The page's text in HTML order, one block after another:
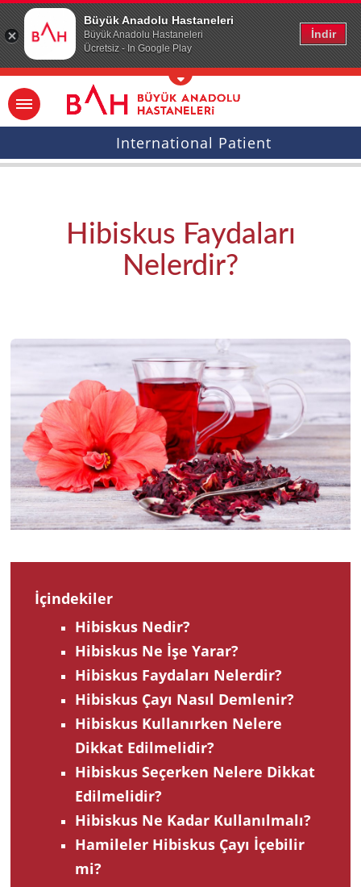
Büyük Anadolu Hastaneleri
Büyük Anadolu Hastaneleri
Ücretsiz - In Google Play
İndir
Ana icerige atla
International Patient
Hibiskus Faydaları
Nelerdir?
İçindekiler
Hibiskus Nedir?
Hibiskus Ne İşe Yarar?
Hibiskus Faydaları Nelerdir?
Hibiskus Çayı Nasıl Demlenir?
Hibiskus Kullanırken Nelere
Dikkat Edilmelidir?
Hibiskus Seçerken Nelere Dikkat
Edilmelidir?
Hibiskus Ne Kadar Kullanılmalı?
Hamileler Hibiskus Çayı İçebilir
mi?